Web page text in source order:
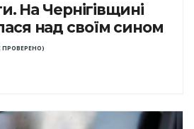
На Чернігівщині
над своїм сином
ПРОВЕРЕНО)